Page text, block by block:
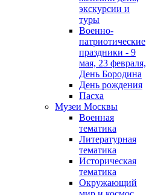
экскурсии и
туры
Военно-
патриотические
праздники - 9
мая, 23 февраля,
День Бородина
День рождения
Пасха
Музеи Москвы
Военная
тематика
Литературная
тематика
Историческая
тематика
Окружающий